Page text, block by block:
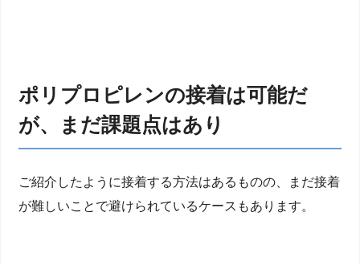
ポリプロピレンの接着は可能だ
が、まだ課題点はあり
ご紹介したように接着する方法はあるものの、まだ接着
が難しいことで避けられているケースもあります。